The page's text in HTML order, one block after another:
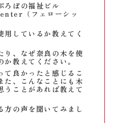
ろぼの福祉ビル
（フェローシッ
用しているか教えてく
り、なぜ奈良の木を使
教えてください。
て良かったと感じるこ
た、こんなことにも木
うことがあれば教えて
方の声を聞いてみまし